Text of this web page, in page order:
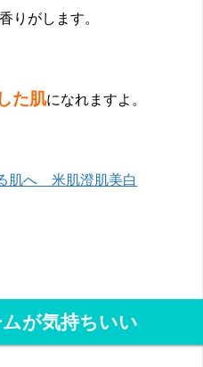
りがします。
た肌になれますよ。
肌へ 米肌澄肌美白
が気持ちいい